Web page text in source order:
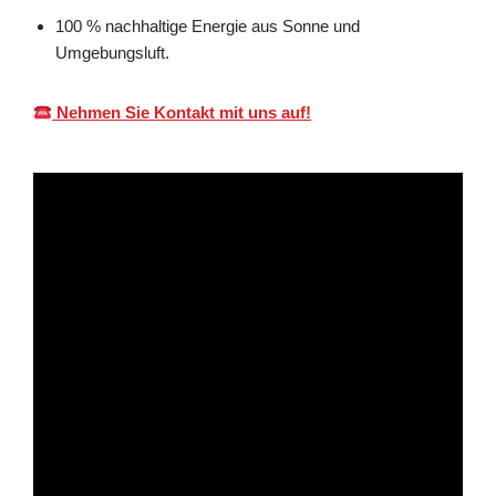
100 % nachhaltige Energie aus Sonne und
Umgebungsluft.
Nehmen Sie Kontakt mit uns auf!